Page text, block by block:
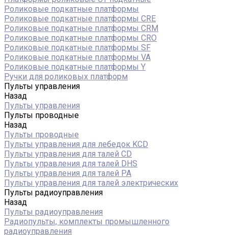
Роликовые подкатные платформы
Роликовые подкатные платформы CRE
Роликовые подкатные платформы CRM
Роликовые подкатные платформы CRO
Роликовые подкатные платформы SF
Роликовые подкатные платформы VA
Роликовые подкатные платформы Y
Ручки для роликовых платформ
Пульты управления
Назад
Пульты управления
Пульты проводные
Назад
Пульты проводные
Пульты управления для лебедок KCD
Пульты управления для талей CD
Пульты управления для талей DHS
Пульты управления для талей РА
Пульты управления для талей электрических
Пульты радиоуправления
Назад
Пульты радиоуправления
Радиопульты, комплекты промышленного
радиоуправления